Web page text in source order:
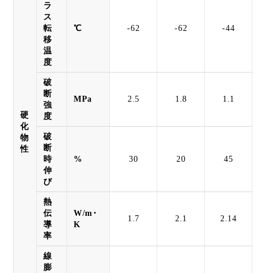
硬
化
物
性
ラ
ス
転
移
温
度
℃ -62 -62 -44
破
断
強
度
MPa 2.5 1.8 1.1
破
断
時
伸
び
% 30 20 45
熱
伝
導
率
W/m･
K
1.7 2.1 2.14
線
膨